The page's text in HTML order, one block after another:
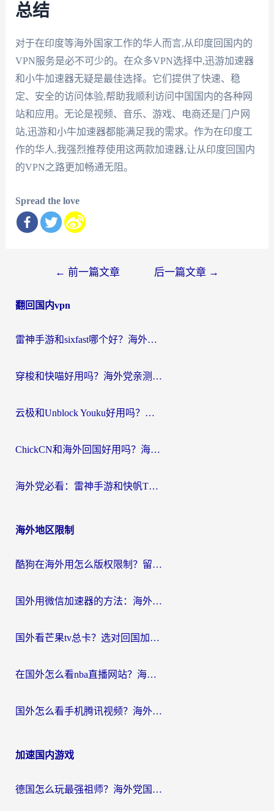
总结
对于在印度等海外国家工作的华人而言,从印度回国内的
VPN服务是必不可少的。在众多VPN选择中,迅游加速器
和小牛加速器无疑是最佳选择。它们提供了快速、稳
定、安全的访问体验,帮助我顺利访问中国国内的各种网
站和应用。无论是视频、音乐、游戏、电商还是门户网
站,迅游和小牛加速器都能满足我的需求。作为在印度工
作的华人,我强烈推荐使用这两款加速器,让从印度回国内
的VPN之路更加畅通无阻。
Spread the love
导
← 前一篇文章 后一篇文章 →
翻回国内vpn
雷神手游和sixfast哪个好？海外党亲测3款回国加速器，教你选对不踩坑
穿梭和快喵好用吗？海外党亲测：小众加速器对比+番茄加速器深度体验
云极和Unblock Youku好用吗？海外党亲测+2026回国加速器避坑指南
ChickCN和海外回国好用吗？海外党2026亲测：从手游到影音，选对加速器的3个关键
海外党必看：雷神手游和快帆TV版好用吗？3步选对回国加速器不踩坑
海外地区限制
酷狗在海外用怎么版权限制？留学生亲测：3步解决听国内音乐难题
国外用微信加速器的方法：海外党无缝连接国内生活的实用指南
国外看芒果tv总卡？选对回国加速器，轻松追《浪姐》不费劲
在国外怎么看nba直播网站？海外党专属体育观赛指南，告别地区限制！
国外怎么看手机腾讯视频？海外党亲测有效的追剧加速器选择指南
加速国内游戏
德国怎么玩最强祖师？海外党国服游戏加速器选择全攻略（附宝可梦Online实测）